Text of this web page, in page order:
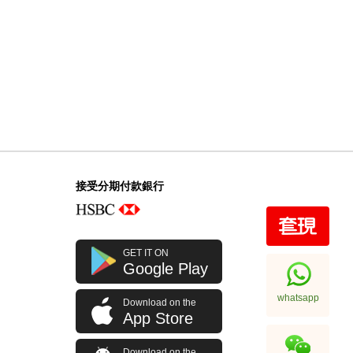
接受分期付款銀行
GET IT ON
Google Play
Download on the
App Store
whatsapp